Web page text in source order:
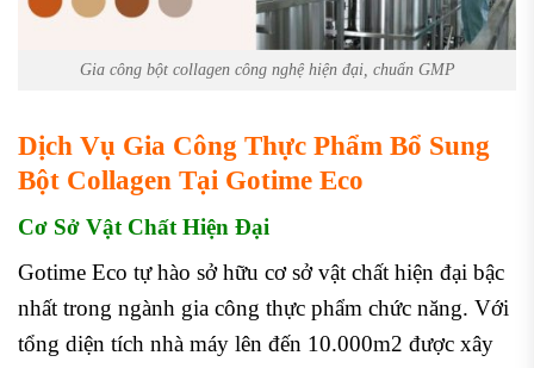
Gia công bột collagen công nghệ hiện đại, chuẩn GMP
Dịch Vụ Gia Công Thực Phẩm Bổ Sung
Bột Collagen Tại Gotime Eco
Cơ Sở Vật Chất Hiện Đại
Gotime Eco tự hào sở hữu cơ sở vật chất hiện đại bậc
nhất trong ngành gia công thực phẩm chức năng. Với
tổng diện tích nhà máy lên đến 10.000m2 được xây